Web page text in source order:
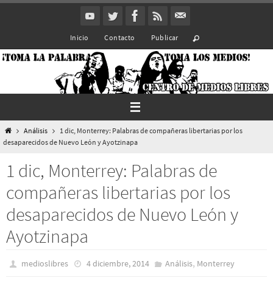
Inicio Contacto Publicar
InicioAnálisis
1 dic, Monterrey: Palabras de compañeras libertarias por los
desaparecidos de Nuevo León y Ayotzinapa
1 dic, Monterrey: Palabras de
compañeras libertarias por los
desaparecidos de Nuevo León y
Ayotzinapa
medioslibres 4 diciembre, 2014 Análisis, Monterrey